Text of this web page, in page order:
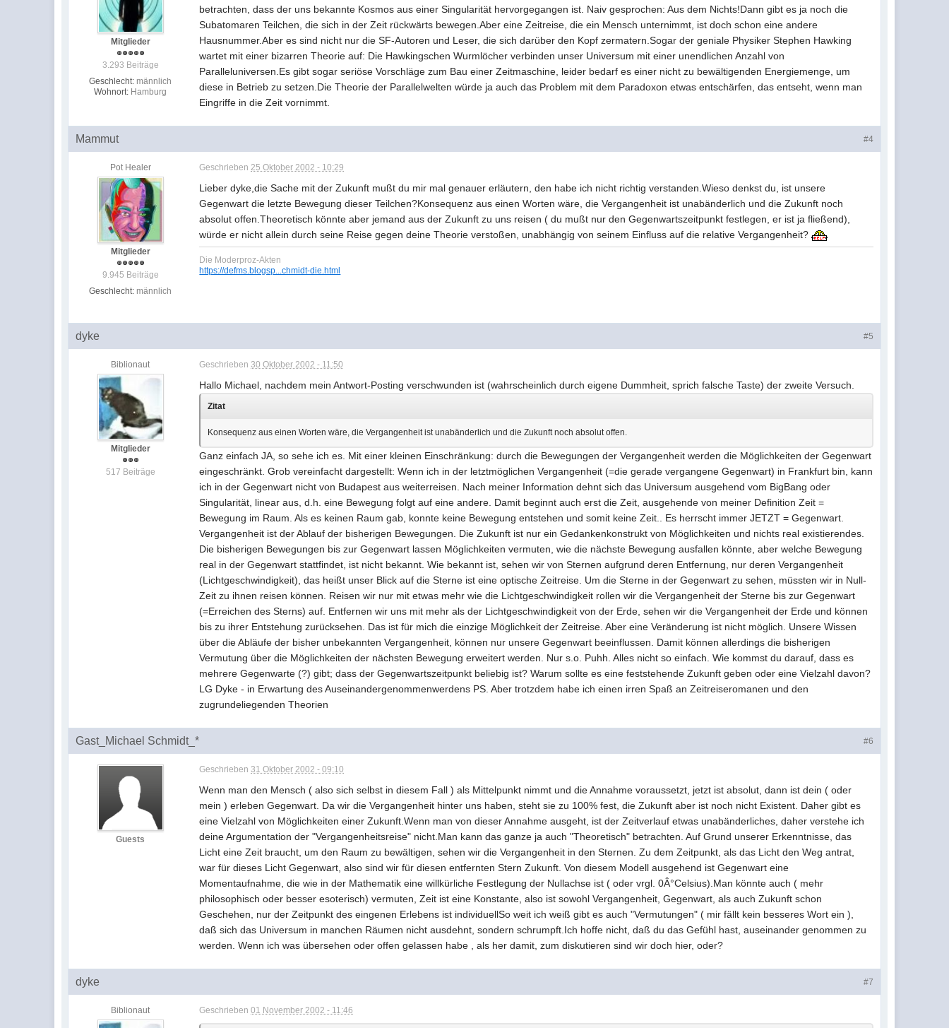
Mitglieder
3.293 Beiträge
Geschlecht: männlich
Wohnort: Hamburg
betrachten, dass der uns bekannte Kosmos aus einer Singularität hervorgegangen ist. Naiv gesprochen: Aus dem Nichts!Dann gibt es ja noch die
Subatomaren Teilchen, die sich in der Zeit rückwärts bewegen.Aber eine Zeitreise, die ein Mensch unternimmt, ist doch schon eine andere
Hausnummer.Aber es sind nicht nur die SF-Autoren und Leser, die sich darüber den Kopf zermatern.Sogar der geniale Physiker Stephen Hawking
wartet mit einer bizarren Theorie auf: Die Hawkingschen Wurmlöcher verbinden unser Universum mit einer unendlichen Anzahl von
Paralleluniversen.Es gibt sogar seriöse Vorschläge zum Bau einer Zeitmaschine, leider bedarf es einer nicht zu bewältigenden Energiemenge, um
diese in Betrieb zu setzen.Die Theorie der Parallelwelten würde ja auch das Problem mit dem Paradoxon etwas entschärfen, das entseht, wenn man
Eingriffe in die Zeit vornimmt.
#4
Mammut
Pot Healer
Mitglieder
9.945 Beiträge
Geschlecht: männlich
Geschrieben25 Oktober 2002 - 10:29
Lieber dyke,die Sache mit der Zukunft mußt du mir mal genauer erläutern, den habe ich nicht richtig verstanden.Wieso denkst du, ist unsere
Gegenwart die letzte Bewegung dieser Teilchen?Konsequenz aus einen Worten wäre, die Vergangenheit ist unabänderlich und die Zukunft noch
absolut offen.Theoretisch könnte aber jemand aus der Zukunft zu uns reisen ( du mußt nur den Gegenwartszeitpunkt festlegen, er ist ja fließend),
würde er nicht allein durch seine Reise gegen deine Theorie verstoßen, unabhängig von seinem Einfluss auf die relative Vergangenheit?
Die Moderproz-Akten
https://defms.blogsp...chmidt-die.html
#5
dyke
Biblionaut
Mitglieder
517 Beiträge
Geschrieben30 Oktober 2002 - 11:50
Hallo Michael, nachdem mein Antwort-Posting verschwunden ist (wahrscheinlich durch eigene Dummheit, sprich falsche Taste) der zweite Versuch.
Zitat
Konsequenz aus einen Worten wäre, die Vergangenheit ist unabänderlich und die Zukunft noch absolut offen.
Ganz einfach JA, so sehe ich es. Mit einer kleinen Einschränkung: durch die Bewegungen der Vergangenheit werden die Möglichkeiten der Gegenwart
eingeschränkt. Grob vereinfacht dargestellt: Wenn ich in der letztmöglichen Vergangenheit (=die gerade vergangene Gegenwart) in Frankfurt bin, kann
ich in der Gegenwart nicht von Budapest aus weiterreisen. Nach meiner Information dehnt sich das Universum ausgehend vom BigBang oder
Singularität, linear aus, d.h. eine Bewegung folgt auf eine andere. Damit beginnt auch erst die Zeit, ausgehende von meiner Definition Zeit =
Bewegung im Raum. Als es keinen Raum gab, konnte keine Bewegung entstehen und somit keine Zeit.. Es herrscht immer JETZT = Gegenwart.
Vergangenheit ist der Ablauf der bisherigen Bewegungen. Die Zukunft ist nur ein Gedankenkonstrukt von Möglichkeiten und nichts real existierendes.
Die bisherigen Bewegungen bis zur Gegenwart lassen Möglichkeiten vermuten, wie die nächste Bewegung ausfallen könnte, aber welche Bewegung
real in der Gegenwart stattfindet, ist nicht bekannt. Wie bekannt ist, sehen wir von Sternen aufgrund deren Entfernung, nur deren Vergangenheit
(Lichtgeschwindigkeit), das heißt unser Blick auf die Sterne ist eine optische Zeitreise. Um die Sterne in der Gegenwart zu sehen, müssten wir in Null-
Zeit zu ihnen reisen können. Reisen wir nur mit etwas mehr wie die Lichtgeschwindigkeit rollen wir die Vergangenheit der Sterne bis zur Gegenwart
(=Erreichen des Sterns) auf. Entfernen wir uns mit mehr als der Lichtgeschwindigkeit von der Erde, sehen wir die Vergangenheit der Erde und können
bis zu ihrer Entstehung zurücksehen. Das ist für mich die einzige Möglichkeit der Zeitreise. Aber eine Veränderung ist nicht möglich. Unsere Wissen
über die Abläufe der bisher unbekannten Vergangenheit, können nur unsere Gegenwart beeinflussen. Damit können allerdings die bisherigen
Vermutung über die Möglichkeiten der nächsten Bewegung erweitert werden. Nur s.o. Puhh. Alles nicht so einfach. Wie kommst du darauf, dass es
mehrere Gegenwarte (?) gibt; dass der Gegenwartszeitpunkt beliebig ist? Warum sollte es eine feststehende Zukunft geben oder eine Vielzahl davon?
LG Dyke - in Erwartung des Auseinandergenommenwerdens PS. Aber trotzdem habe ich einen irren Spaß an Zeitreiseromanen und den
zugrundeliegenden Theorien
#6
Gast_Michael Schmidt_*
Guests
Geschrieben31 Oktober 2002 - 09:10
Wenn man den Mensch ( also sich selbst in diesem Fall ) als Mittelpunkt nimmt und die Annahme voraussetzt, jetzt ist absolut, dann ist dein ( oder
mein ) erleben Gegenwart. Da wir die Vergangenheit hinter uns haben, steht sie zu 100% fest, die Zukunft aber ist noch nicht Existent. Daher gibt es
eine Vielzahl von Möglichkeiten einer Zukunft.Wenn man von dieser Annahme ausgeht, ist der Zeitverlauf etwas unabänderliches, daher verstehe ich
deine Argumentation der "Vergangenheitsreise" nicht.Man kann das ganze ja auch "Theoretisch" betrachten. Auf Grund unserer Erkenntnisse, das
Licht eine Zeit braucht, um den Raum zu bewältigen, sehen wir die Vergangenheit in den Sternen. Zu dem Zeitpunkt, als das Licht den Weg antrat,
war für dieses Licht Gegenwart, also sind wir für diesen entfernten Stern Zukunft. Von diesem Modell ausgehend ist Gegenwart eine
Momentaufnahme, die wie in der Mathematik eine willkürliche Festlegung der Nullachse ist ( oder vrgl. 0Â°Celsius).Man könnte auch ( mehr
philosophisch oder besser esoterisch) vermuten, Zeit ist eine Konstante, also ist sowohl Vergangenheit, Gegenwart, als auch Zukunft schon
Geschehen, nur der Zeitpunkt des eingenen Erlebens ist individuellSo weit ich weiß gibt es auch "Vermutungen" ( mir fällt kein besseres Wort ein ),
daß sich das Universum in manchen Räumen nicht ausdehnt, sondern schrumpft.Ich hoffe nicht, daß du das Gefühl hast, auseinander genommen zu
werden. Wenn ich was übersehen oder offen gelassen habe , als her damit, zum diskutieren sind wir doch hier, oder?
#7
dyke
Biblionaut Geschrieben01 November 2002 - 11:46